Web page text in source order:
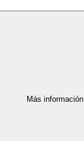
Más información